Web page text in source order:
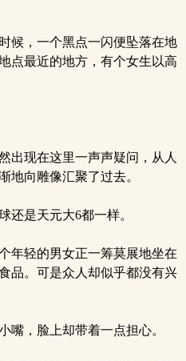
候，一个黑点一闪便坠落在地
点最近的地方，有个女生以高
出现在这里一声声疑问，从人
地向雕像汇聚了过去。
是天元大6都一样。
年轻的男女正一筹莫展地坐在
品。可是众人却似乎都没有兴
，脸上却带着一点担心。